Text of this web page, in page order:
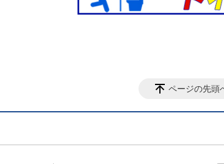
ページの先頭